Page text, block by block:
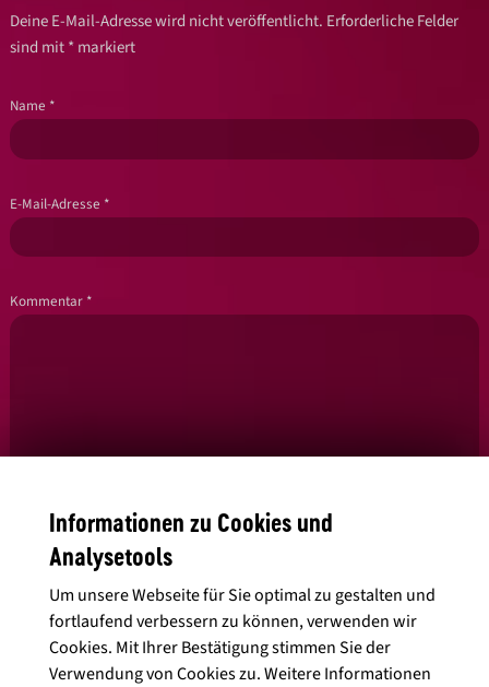
Deine E-Mail-Adresse wird nicht veröffentlicht. Erforderliche Felder
sind mit*markiert
Name *
E-Mail-Adresse *
Kommentar *
Ja, ich habe dieDatenschutzbedingungengelesen und stimme diesen
Informationen zu Cookies und
Analysetools
Um unsere Webseite für Sie optimal zu gestalten und
fortlaufend verbessern zu können, verwenden wir
Cookies. Mit Ihrer Bestätigung stimmen Sie der
Verwendung von Cookies zu. Weitere Informationen